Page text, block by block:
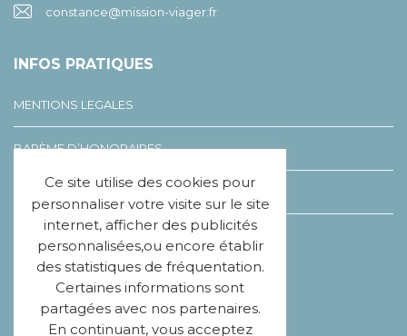
constance@mission-viager.fr
INFOS PRATIQUES
MENTIONS LEGALES
BARÈME D’HONORAIRES
LEXIQUE DU VIAGER
CHARTE ÉTHIQUE
SUIVEZ-NOUS
Ce site utilise des cookies pour
personnaliser votre visite sur le site
internet, afficher des publicités
personnalisées,ou encore établir
des statistiques de fréquentation.
Certaines informations sont
partagées avec nos partenaires.
En continuant, vous acceptez